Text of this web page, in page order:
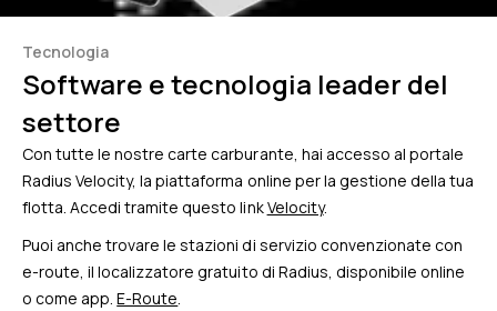
Tecnologia
Software e tecnologia leader del
settore
Con tutte le nostre carte carburante, hai accesso al portale
Radius Velocity, la piattaforma online per la gestione della tua
flotta. Accedi tramite questo linkVelocity.
Puoi anche trovare le stazioni di servizio convenzionate con
e-route, il localizzatore gratuito di Radius, disponibile online
o come app.E-Route.